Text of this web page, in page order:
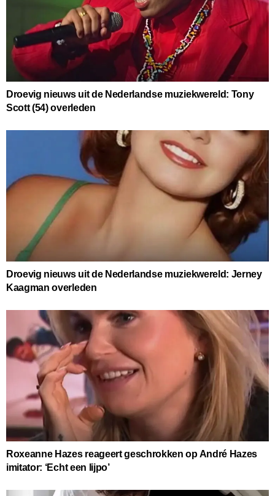
Droevig nieuws uit de Nederlandse muziekwereld: Tony
Scott (54) overleden
Droevig nieuws uit de Nederlandse muziekwereld: Jerney
Kaagman overleden
Roxeanne Hazes reageert geschrokken op André Hazes
imitator: ‘Echt een lijpo’